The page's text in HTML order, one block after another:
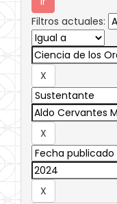
Filtros actuales: